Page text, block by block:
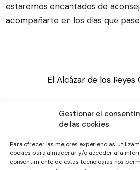
Gestionar el
de las cookies
Para ofrecer las mejores experiencias,
cookies para almacenar y/o acceder a la
consentimiento de estas tecnologías nos
estaremos encantados de
acompañarte en los días que
El Alcázar de los Reyes